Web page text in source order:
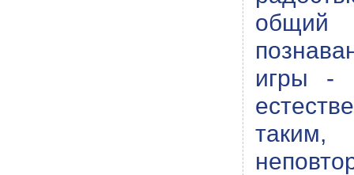
общий
игры -
таким,